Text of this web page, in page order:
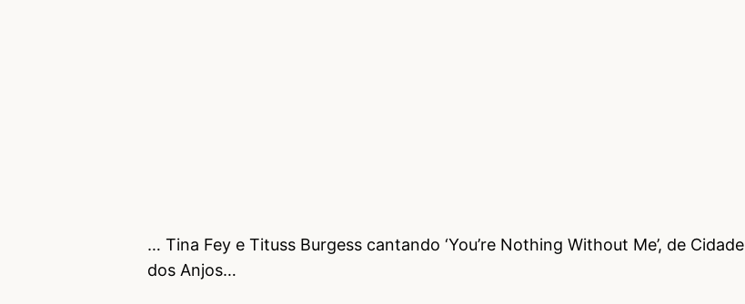
… Tina Fey e Tituss Burgess cantando ‘You’re Nothing Without Me’, de Cidade
dos Anjos…